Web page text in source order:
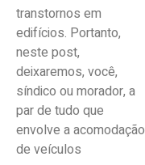
transtornos em
edifícios. Portanto,
neste post,
deixaremos, você,
síndico ou morador, a
par de tudo que
envolve a acomodação
de veículos